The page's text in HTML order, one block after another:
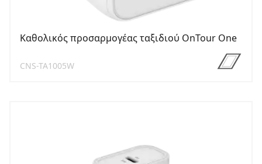
Καθολικός προσαρμογέας ταξιδιού OnTour One
CNS-TA1005W